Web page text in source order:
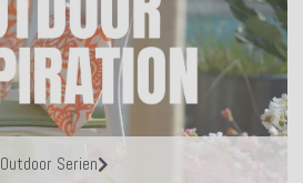
Outdoor Serien